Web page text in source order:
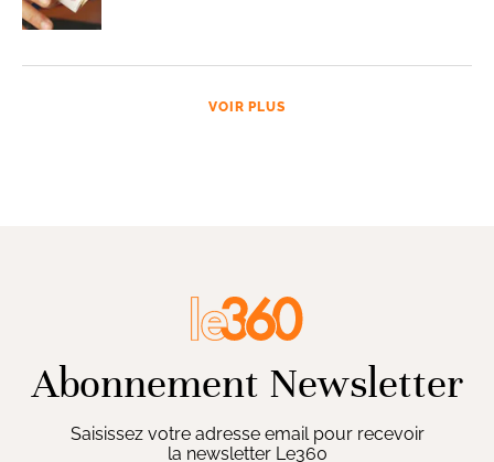
VOIR PLUS
Abonnement Newsletter
Saisissez votre adresse email pour recevoir
la newsletter Le360